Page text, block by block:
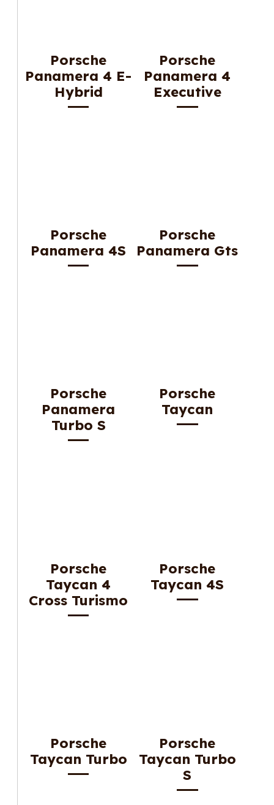
Porsche
Panamera 4 E-
Hybrid
Porsche
Panamera 4
Executive
Porsche
Panamera 4S
Porsche
Panamera Gts
Porsche
Panamera
Turbo S
Porsche
Taycan
Porsche
Taycan 4
Cross Turismo
Porsche
Taycan 4S
Porsche
Taycan Turbo
Porsche
Taycan Turbo
S